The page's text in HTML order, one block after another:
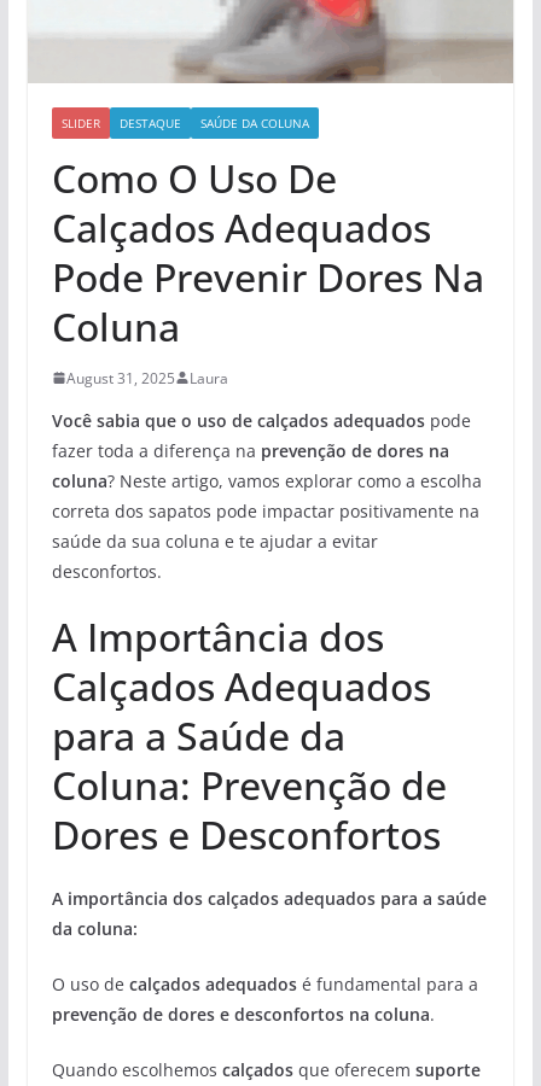
SLIDER DESTAQUE SAÚDE DA COLUNA
Como O Uso De
Calçados Adequados
Pode Prevenir Dores Na
Coluna
August 31, 2025 Laura
Você sabia que o uso de calçados adequadospode
fazer toda a diferença na prevenção de dores na
coluna? Neste artigo, vamos explorar como a escolha
correta dos sapatos pode impactar positivamente na
saúde da sua coluna e te ajudar a evitar
desconfortos.
A Importância dos
Calçados Adequados
para a Saúde da
Coluna: Prevenção de
Dores e Desconfortos
A importância dos calçados adequados para a saúde
da coluna:
O uso de calçados adequadosé fundamental para a
prevenção de dores e desconfortos na coluna.
Quando escolhemos calçadosque oferecem suporte